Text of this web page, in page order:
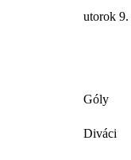
utorok
Góly
Diváci